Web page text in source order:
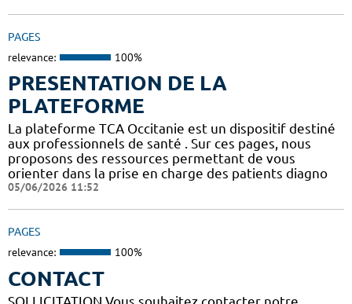
PAGES
relevance: 100%
PRESENTATION DE LA
PLATEFORME
La plateforme TCA Occitanie est un dispositif destiné
aux professionnels de santé . Sur ces pages, nous
proposons des ressources permettant de vous
orienter dans la prise en charge des patients diagno
05/06/2026 11:52
PAGES
relevance: 100%
CONTACT